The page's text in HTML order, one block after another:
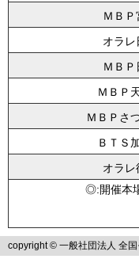
ＭＢＰ
オラレ
ＭＢＰ
ＭＢＰ
ＭＢＰさ
ＢＴＳ
オラレ
◎:開催本
copyright © 一般社団法人 全